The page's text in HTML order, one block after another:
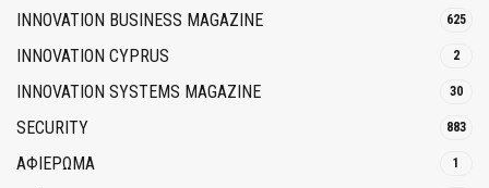
INNOVATION BUSINESS MAGAZINE 625
INNOVATION CYPRUS 2
INNOVATION SYSTEMS MAGAZINE 30
SECURITY 883
ΑΦΙΕΡΩΜΑ 1